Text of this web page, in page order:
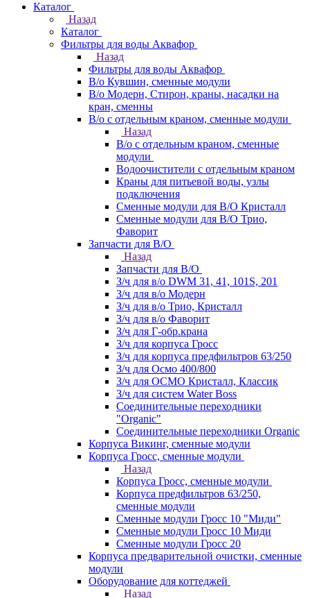
Каталог
Назад
Каталог
Фильтры для воды Аквафор
Назад
Фильтры для воды Аквафор
В/о Кувшин, сменные модули
В/о Модерн, Стирон, краны, насадки на
кран, сменны
В/о с отдельным краном, сменные модули
Назад
В/о с отдельным краном, сменные
модули
Водоочистители с отдельным краном
Краны для питьевой воды, узлы
подключения
Сменные модули для В/О Кристалл
Сменные модули для В/О Трио,
Фаворит
Запчасти для В/О
Назад
Запчасти для В/О
З/ч для в/о DWM 31, 41, 101S, 201
З/ч для в/о Модерн
З/ч для в/о Трио, Кристалл
З/ч для в/о Фаворит
З/ч для Г-обр.крана
З/ч для корпуса Гросс
З/ч для корпуса предфильтров 63/250
З/ч для Осмо 400/800
З/ч для ОСМО Кристалл, Классик
З/ч для систем Water Boss
Соединительные переходники
"Organic"
Соединительные переходники Organic
Корпуса Викинг, сменные модули
Корпуса Гросс, сменные модули
Назад
Корпуса Гросс, сменные модули
Корпуса предфильтров 63/250,
сменные модули
Сменные модули Гросс 10 "Миди"
Сменные модули Гросс 10 Миди
Сменные модули Гросс 20
Корпуса предварительной очистки, сменные
модули
Оборудование для коттеджей
Назад